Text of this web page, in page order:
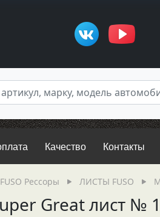
Качество Контакты
FUSO Рессоры ЛИСТЫ FUSO
Great лист №